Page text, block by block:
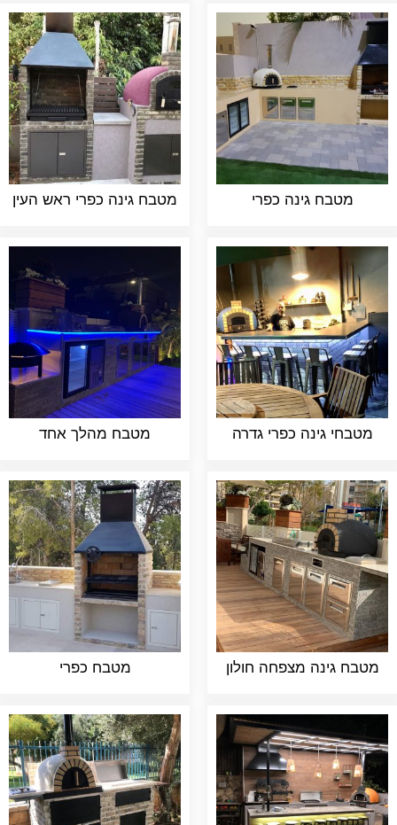
מטבח גינה כפרי מטבח גינה כפרי ראש העין
מטבחי גינה כפרי גדרה מטבח מהלך אחד
מטבח גינה מצפחה חולון מטבח כפרי